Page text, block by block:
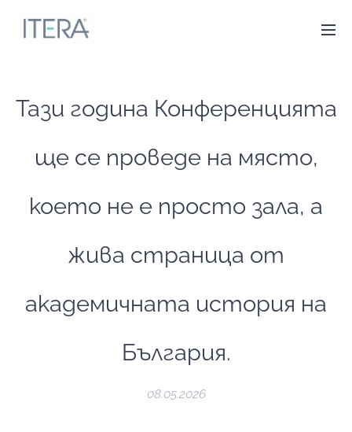
Тази година Конференцията
ще се проведе на място,
което не е просто зала, а
жива страница от
академичната история на
България.
08.05.2026